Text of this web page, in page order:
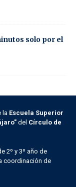
solo por el
la Escuela Superior
del Círculo de
2º y 3º año de
coordinación de